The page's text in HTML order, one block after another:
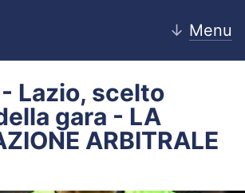
↓ Menu
Lazio, scelto
gara - LA
ARBITRALE